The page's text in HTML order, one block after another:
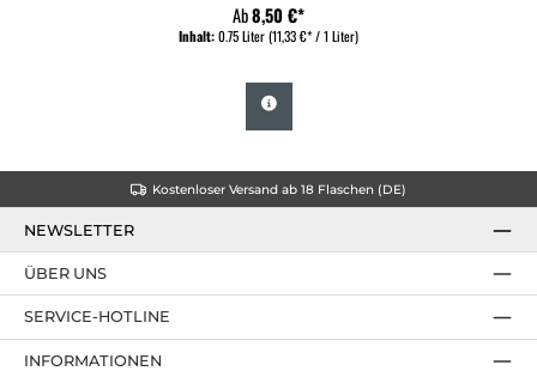
Ab8,50 €*
Inhalt:0.75 Liter(11,33 €* / 1 Liter)
Kostenloser Versand ab 18 Flaschen (DE)
NEWSLETTER
SERVICE-HOTLINE
ÜBER UNS
INFORMATIONEN